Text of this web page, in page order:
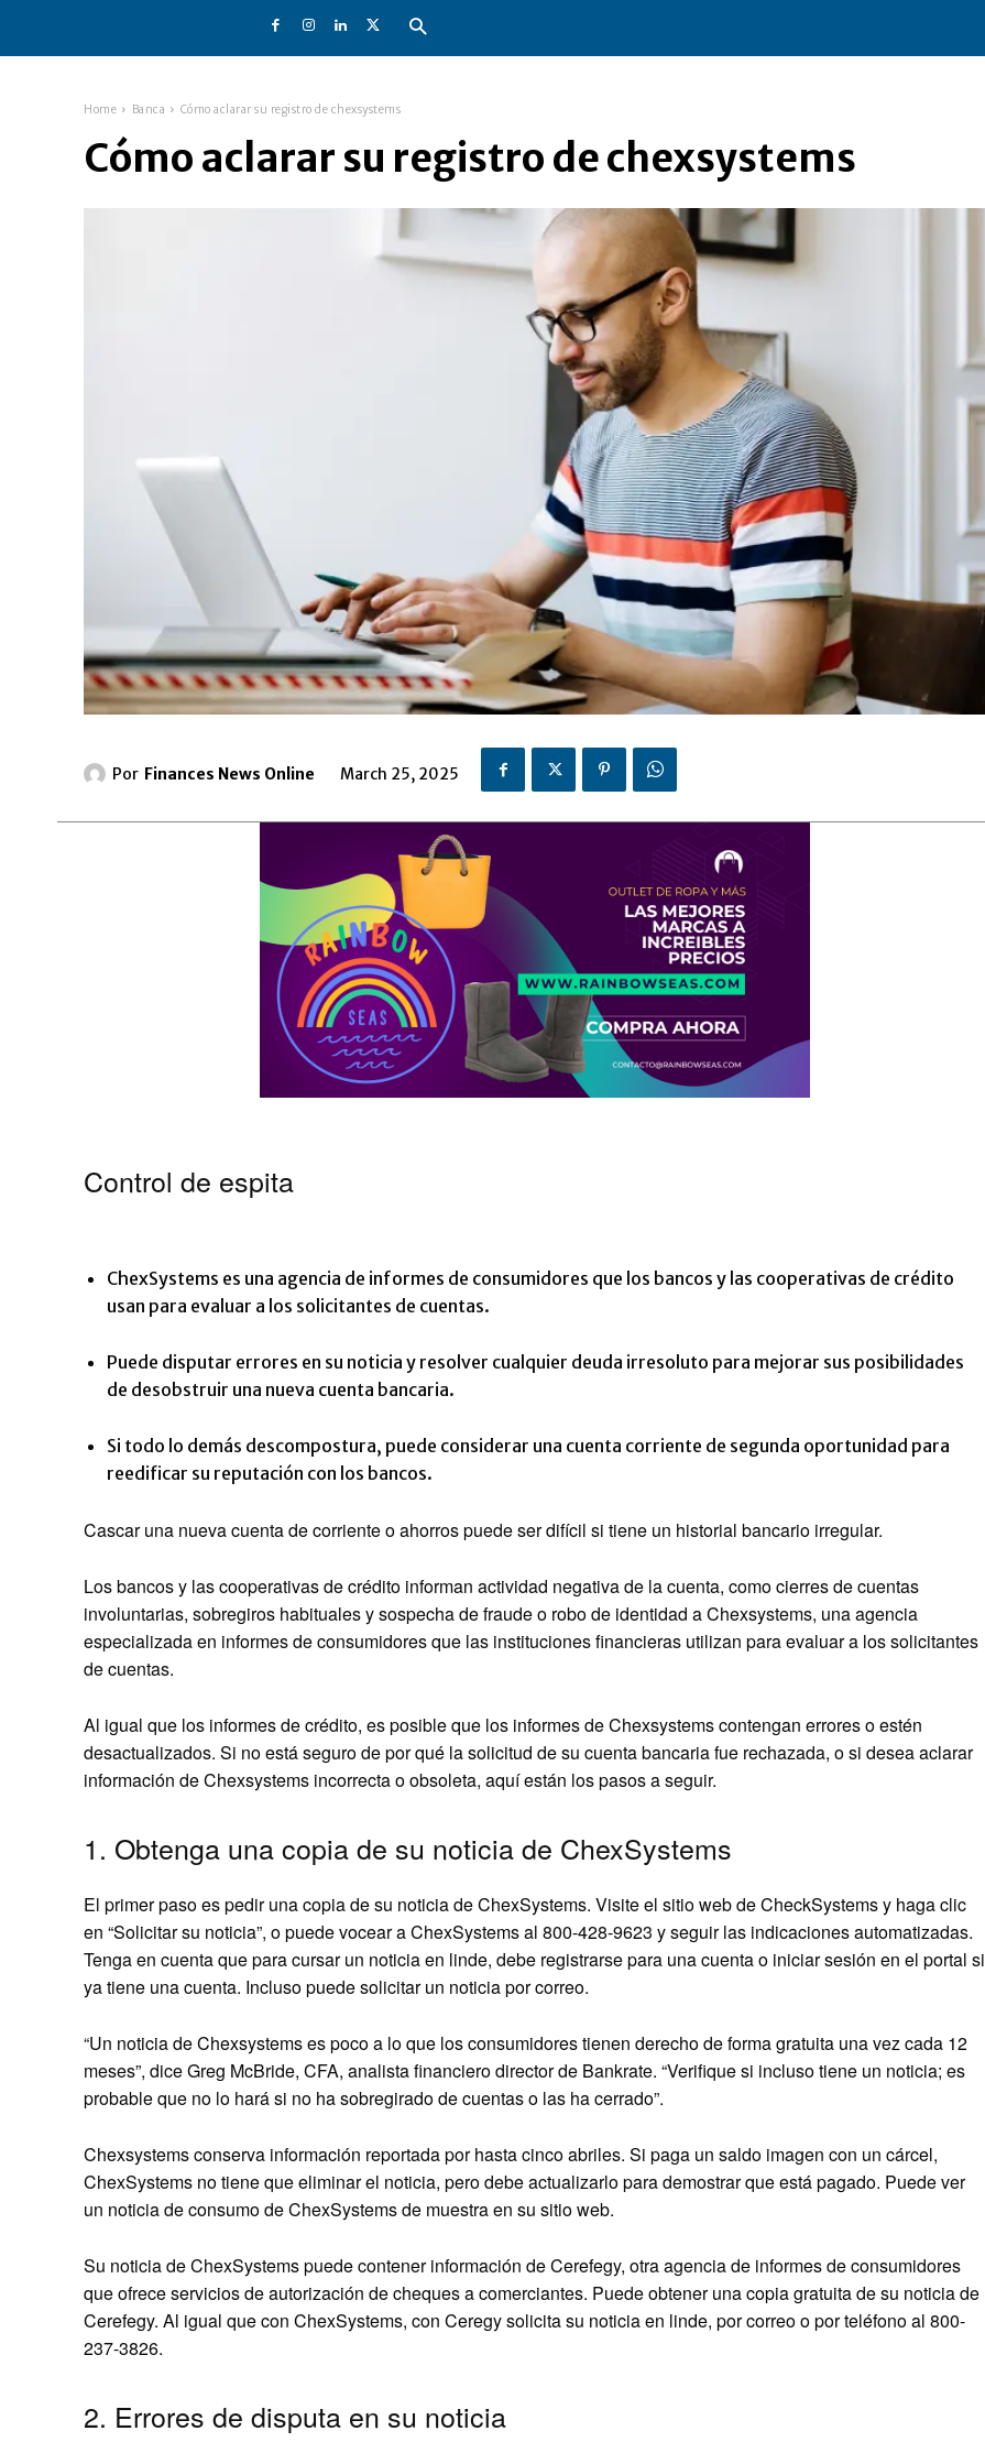
Home Banca Cómo aclarar su registro de chexsystems
Cómo aclarar su registro de chexsystems
Por Finances News Online March 25, 2025
Control de espita
ChexSystems es una agencia de informes de consumidores que los bancos y las cooperativas de crédito
usan para evaluar a los solicitantes de cuentas.
Puede disputar errores en su noticia y resolver cualquier deuda irresoluto para mejorar sus posibilidades
de desobstruir una nueva cuenta bancaria.
Si todo lo demás descompostura, puede considerar una cuenta corriente de segunda oportunidad para
reedificar su reputación con los bancos.
Cascar una nueva cuenta de corriente o ahorros puede ser difícil si tiene un historial bancario irregular.
Los bancos y las cooperativas de crédito informan actividad negativa de la cuenta, como cierres de cuentas
involuntarias, sobregiros habituales y sospecha de fraude o robo de identidad a Chexsystems, una agencia
especializada en informes de consumidores que las instituciones financieras utilizan para evaluar a los solicitantes
de cuentas.
Al igual que los informes de crédito, es posible que los informes de Chexsystems contengan errores o estén
desactualizados. Si no está seguro de por qué la solicitud de su cuenta bancaria fue rechazada, o si desea aclarar
información de Chexsystems incorrecta o obsoleta, aquí están los pasos a seguir.
1. Obtenga una copia de su noticia de ChexSystems
El primer paso es pedir una copia de su noticia de ChexSystems. Visite el sitio web de CheckSystems y haga clic
en “Solicitar su noticia”, o puede vocear a ChexSystems al 800-428-9623 y seguir las indicaciones automatizadas.
Tenga en cuenta que para cursar un noticia en linde, debe registrarse para una cuenta o iniciar sesión en el portal si
ya tiene una cuenta. Incluso puede solicitar un noticia por correo.
“Un noticia de Chexsystems es poco a lo que los consumidores tienen derecho de forma gratuita una vez cada 12
meses”, dice Greg McBride, CFA, analista financiero director de Bankrate. “Verifique si incluso tiene un noticia; es
probable que no lo hará si no ha sobregirado de cuentas o las ha cerrado”.
Chexsystems conserva información reportada por hasta cinco abriles. Si paga un saldo imagen con un cárcel,
ChexSystems no tiene que eliminar el noticia, pero debe actualizarlo para demostrar que está pagado. Puede ver
un noticia de consumo de ChexSystems de muestra en su sitio web.
Su noticia de ChexSystems puede contener información de Cerefegy, otra agencia de informes de consumidores
que ofrece servicios de autorización de cheques a comerciantes. Puede obtener una copia gratuita de su noticia de
Cerefegy. Al igual que con ChexSystems, con Ceregy solicita su noticia en linde, por correo o por teléfono al 800-
237-3826.
2. Errores de disputa en su noticia